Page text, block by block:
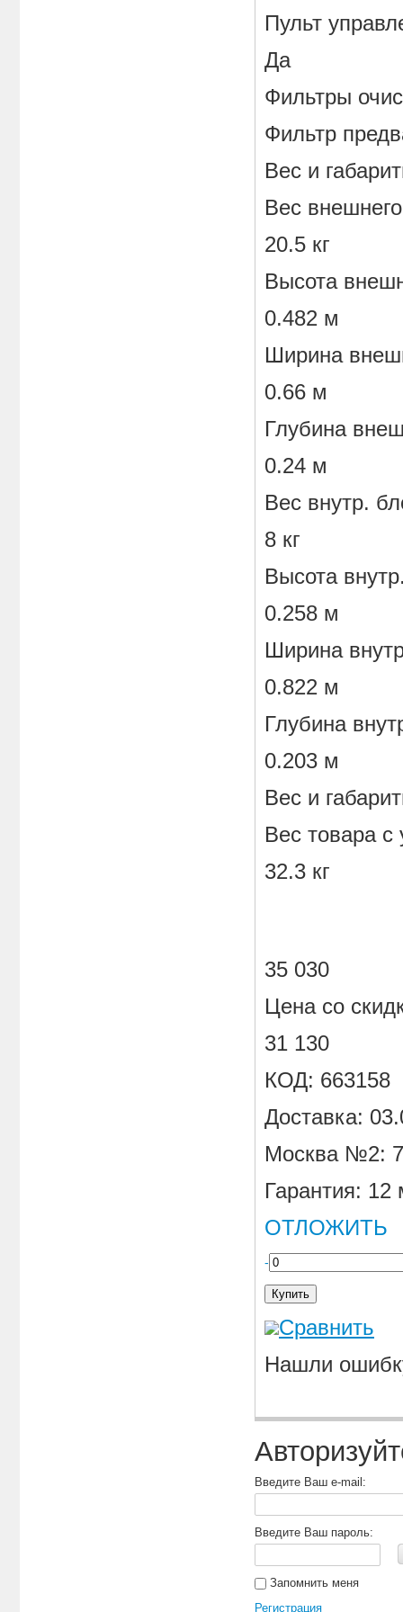
Пульт
Да
Фильтры
Фильтр
Вес и
Вес
20.5 кг
Высота
0.482 м
Ширина
0.66 м
Глубина
0.24 м
Вес внутр.
8 кг
Высота
0.258 м
Ширина
0.822 м
Глубина
0.203 м
Вес и
Вес товара с
32.3 кг
35 030
Цена со
31 130
КОД: 663158
Доставка:
Москва №2:
Гарантия: 12
ОТЛОЖИТЬ
-
Купить
Сравнить
Нашли
Введите Ваш e-mail:
Введите Ваш пароль:
Запомнить меня
Регистрация